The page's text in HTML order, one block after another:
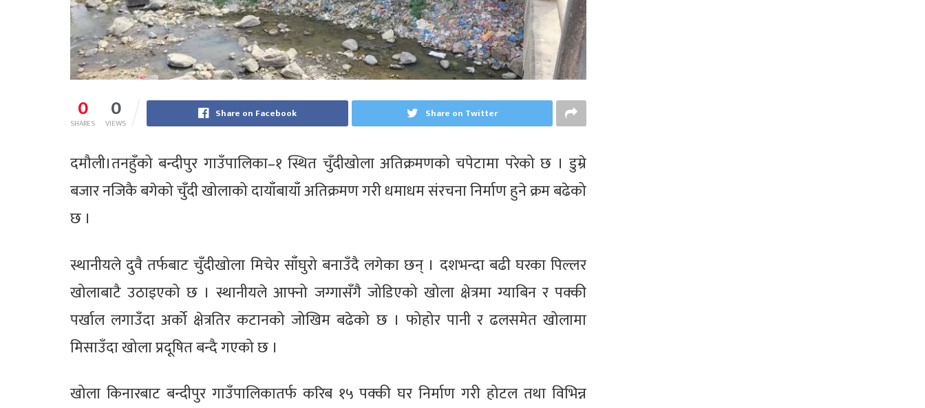
0
SHARES 0
VIEWS
Share on Facebook Share on Twitter
दमौली।तनहुँको बन्दीपुर गाउँपालिका–१ स्थित चुँदीखोला अतिक्रमणको चपेटामा परेको छ । डुम्रे
बजार नजिकै बगेको चुँदी खोलाको दायाँबायाँ अतिक्रमण गरी धमाधम संरचना निर्माण हुने क्रम बढेको
छ ।
स्थानीयले दुवै तर्फबाट चुँदीखोला मिचेर साँघुरो बनाउँदै लगेका छन् । दशभन्दा बढी घरका पिल्लर
खोलाबाटै उठाइएको छ । स्थानीयले आफ्नो जग्गासँगै जोडिएको खोला क्षेत्रमा ग्याबिन र पक्की
पर्खाल लगाउँदा अर्को क्षेत्रतिर कटानको जोखिम बढेको छ । फोहोर पानी र ढलसमेत खोलामा
मिसाउँदा खोला प्रदूषित बन्दै गएको छ ।
खोला किनारबाट बन्दीपुर गाउँपालिकातर्फ करिब १५ पक्की घर निर्माण गरी होटल तथा विभिन्न